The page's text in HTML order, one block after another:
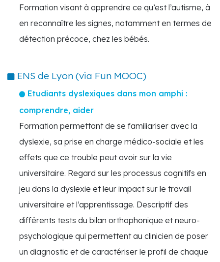
Formation visant à apprendre ce qu’est l’autisme, à
en reconnaître les signes, notamment en termes de
détection précoce, chez les bébés.
ENS de Lyon (via Fun MOOC)
Etudiants dyslexiques dans mon amphi :
comprendre, aider
Formation permettant de se familiariser avec la
dyslexie, sa prise en charge médico-sociale et les
effets que ce trouble peut avoir sur la vie
universitaire. Regard sur les processus cognitifs en
jeu dans la dyslexie et leur impact sur le travail
universitaire et l’apprentissage. Descriptif des
différents tests du bilan orthophonique et neuro-
psychologique qui permettent au clinicien de poser
un diagnostic et de caractériser le profil de chaque